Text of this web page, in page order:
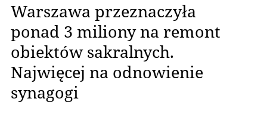
Warszawa przeznaczyła
ponad 3 miliony na remont
obiektów sakralnych.
Najwięcej na odnowienie
synagogi